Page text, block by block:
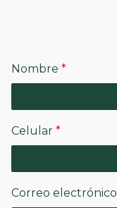
Nombre *
Celular *
Correo electrónico